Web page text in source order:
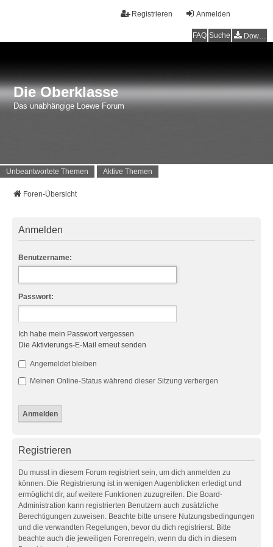
Anmelden
Registrieren
FAQ Suche Downloads
Die Oberklasse
Das unabhängige Loewe Forum
Unbeantwortete Themen Aktive Themen
Foren-Übersicht
Anmelden
Benutzername:
Passwort:
Ich habe mein Passwort vergessen
Die Aktivierungs-E-Mail erneut senden
Angemeldet bleiben
Meinen Online-Status während dieser Sitzung verbergen
Registrieren
Du musst in diesem Forum registriert sein, um dich anmelden zu
können. Die Registrierung ist in wenigen Augenblicken erledigt und
ermöglicht dir, auf weitere Funktionen zuzugreifen. Die Board-
Administration kann registrierten Benutzern auch zusätzliche
Berechtigungen zuweisen. Beachte bitte unsere Nutzungsbedingungen
und die verwandten Regelungen, bevor du dich registrierst. Bitte
beachte auch die jeweiligen Forenregeln, wenn du dich in diesem